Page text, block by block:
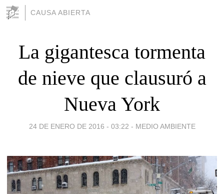
CAUSA ABIERTA
La gigantesca tormenta
de nieve que clausuró a
Nueva York
24 DE ENERO DE 2016 - 03:22 - MEDIO AMBIENTE